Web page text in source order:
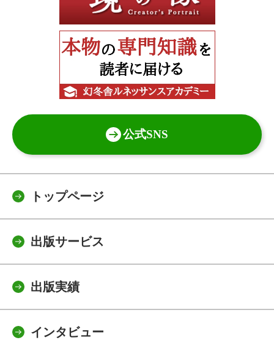
公式SNS
トップページ
出版サービス
出版実績
インタビュー